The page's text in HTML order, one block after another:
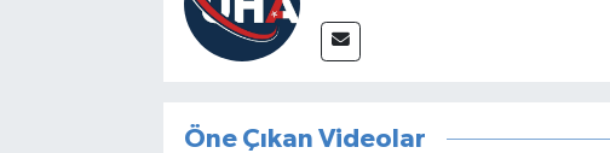
Öne Çıkan Videolar